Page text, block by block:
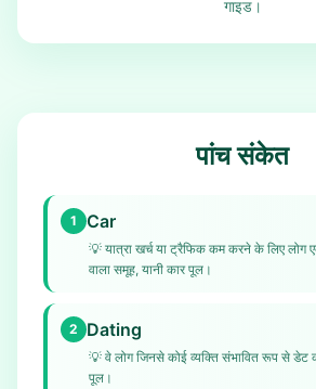
गाइड।
पांच संकेत
1 Car
💡 यात्रा खर्च या ट्रैफिक कम करने के लिए
वाला समूह, यानी कार पूल।
2 Dating
💡 वे लोग जिनसे कोई व्यक्ति संभावित रूप से डेट
पूल।